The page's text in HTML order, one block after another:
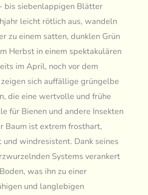
bis siebenlappigen Blätter
leicht rötlich aus, wandeln
zu einem satten, dunklen Grün
Herbst in einem spektakulären
im April, noch vor dem
sich auffällige grüngelbe
die eine wertvolle und frühe
für Bienen und andere Insekten
Baum ist extrem frosthart,
windresistent. Dank seines
Systems verankert
was ihn zu einer
und langlebigen